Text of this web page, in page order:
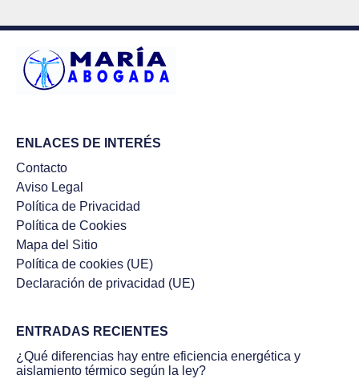
ENLACES DE INTERÉS
Contacto
Aviso Legal
Política de Privacidad
Política de Cookies
Mapa del Sitio
Política de cookies (UE)
Declaración de privacidad (UE)
ENTRADAS RECIENTES
¿Qué diferencias hay entre eficiencia energética y
aislamiento térmico según la ley?